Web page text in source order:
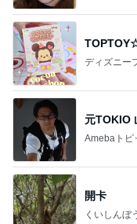
ディズニー
元TOKIO
Amebaトピ
開卡
くいしんぼ